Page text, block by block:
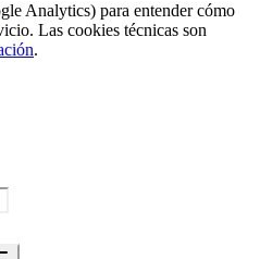
Analytics) para entender cómo
Las cookies técnicas son
.